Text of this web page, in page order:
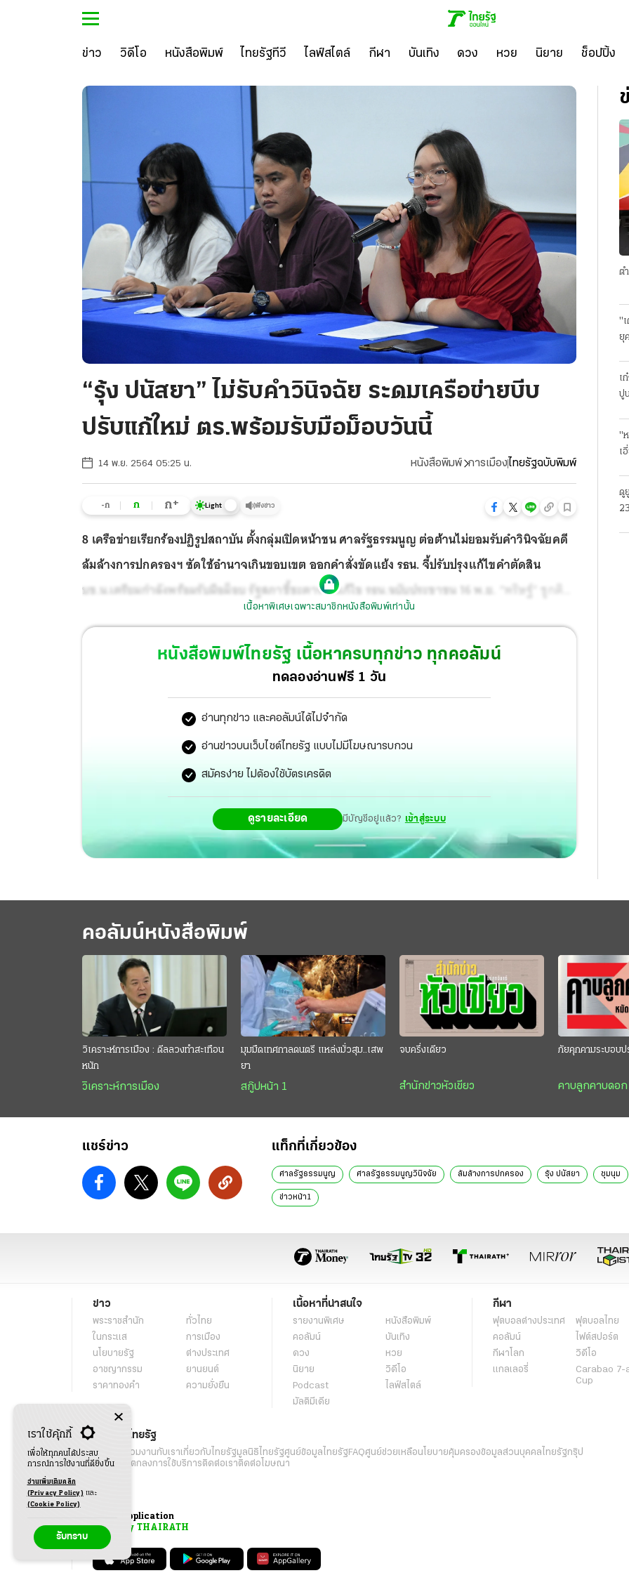
ข่าว วิดีโอ หนังสือพิมพ์ ไทยรัฐทีวี ไลฟ์สไตล์ กีฬา บันเทิง ดวง หวย นิยาย ช็อปปิ้ง
“รุ้ง ปนัสยา” ไม่รับคำวินิจฉัย ระดมเครือข่ายบีบ
ปรับแก้ใหม่ ตร.พร้อมรับมือม็อบวันนี้
14 พ.ย. 2564 05:25 น. หนังสือพิมพ์ การเมืองไทยรัฐฉบับพิมพ์
-ก ก ก+ Light ฟังข่าว
8 เครือข่ายเรียกร้องปฏิรูปสถาบัน ตั้งกลุ่มเปิดหน้าชน ศาลรัฐธรรมนูญ ต่อต้านไม่ยอมรับคำวินิจฉัยคดี
ล้มล้างการปกครองฯ ซัดใช้อำนาจเกินขอบเขต ออกคำสั่งขัดแย้ง รธน. จี้ปรับปรุงแก้ไขคำตัดสิน
บช.น.เตรียมกำลังพร้อมรับมือม็อบ รัฐสภาชี้ชะตาร่างแก้ไข รธน.ฉบับประชาชน 16 พ.ย.
“พริษฐ์” ชูกติกา
ใหม่แก้วิกฤติการเมือง หวัง ส.ว.เสียสละถอดสลักโหวตเพื่ออนาคตลูกหลาน ส.ว.ซัดเปรี้ยงไปไม่รอด
“เสรี” ฟันธง ผ่านยาก รู้อยู่แล้วร่วงแน่แค่ปั่นกระแสเรียกมวลชน “วันชัย” ฉะเล่นล้มโต๊ะปฏิวัติ แม้แต่ ส.ส.
ก็ไม่เอาด้วย “กิตติศักดิ์” รับไม่ได้ยุบทิ้งสภาสูงเหลือสภาเดียว “สมคิด” บอก พท.หนุนแต่รอขอมติพรรค
ค้นบ้านแฮกเกอร์เจาะเว็บศาล รธน. ส่งหลักฐานพิสูจน์ก่อนขอหมายจับ
เนื้อหาพิเศษเฉพาะสมาชิกหนังสือพิมพ์เท่านั้น
หนังสือพิมพ์ไทยรัฐ เนื้อหาครบทุกข่าว ทุกคอลัมน์
ทดลองอ่านฟรี 1 วัน
อ่านทุกข่าว และคอลัมน์ได้ไม่จำกัด
อ่านข่าวบนเว็บไซต์ไทยรัฐ แบบไม่มีโฆษณารบกวน
สมัครง่าย ไม่ต้องใช้บัตรเครดิต
ดูรายละเอียด มีบัญชีอยู่แล้ว? เข้าสู่ระบบ
ต
"
ยุ
เ
ปู
"
เ
ดู
คอลัมน์หนังสือพิมพ์
วิเคราะห์การเมือง : ดีลลวงทำสะเทือน
หนัก
วิเคราะห์การเมือง
มุมมืดเทศกาลดนตรี แหล่งมั่วสุม..เสพ
ยา
สกู๊ปหน้า 1
จบครึ่งเดียว
สำนักข่าวหัวเขียว
ภัยคุกคามระบอบป
คาบลูกคาบดอก
แชร์ข่าว แท็กที่เกี่ยวข้อง
ศาลรัฐธรรมนูญ ศาลรัฐธรรมนูญวินิจฉัย ล้มล้างการปกครอง รุ้ง ปนัสยา ชุมนุม
ข่าวหน้า1
ข่าว
พระราชสำนัก
ทั่วไทย
ในกระแส
การเมือง
นโยบายรัฐ
ต่างประเทศ
อาชญากรรม
ยานยนต์
ราคาทองคำ
ความยั่งยืน
เนื้อหาที่น่าสนใจ
รายงานพิเศษ
หนังสือพิมพ์
คอลัมน์
บันเทิง
ดวง
หวย
นิยาย
วิดีโอ
Podcast
ไลฟ์สไตล์
มัลติมีเดีย
กีฬา
ฟุตบอลต่่างประเทศ
ฟุตบอลไทย
คอลัมน์
ไฟต์สปอร์ต
กีฬาโลก
วิดีโอ
แกลเลอรี่
Carabao 7-
Cup
เกี่ยวกับไทยรัฐ
กิจกรรม ร่วมงานกับเราเกี่ยวกับไทยรัฐมูลนิธิไทยรัฐศูนย์ข้อมูลไทยรัฐFAQศูนย์ช่วยเหลือนโยบายคุ้มครองข้อมูลส่วนบุคคลไทยรัฐกรุ๊ป
เงื่อนไขข้อตกลงการใช้บริการติดต่อเราติดต่อโฆษณา
Application
My THAIRATH
เราใช้คุ้กกี้
เพื่อให้ทุกคนได้ประสบ
การณ์การใช้งานที่ดียิ่งขึ้น
อ่านเพิ่มเติมคลิก
(Privacy Policy) และ
(Cookie Policy)
รับทราบ